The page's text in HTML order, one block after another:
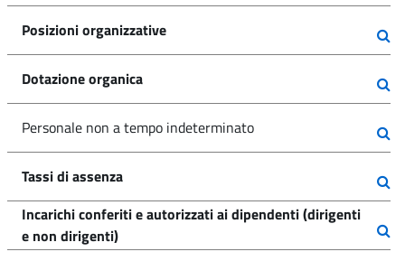
Posizioni organizzative
Dotazione organica
Personale non a tempo indeterminato
Tassi di assenza
Incarichi conferiti e autorizzati ai dipendenti (dirigenti
e non dirigenti)